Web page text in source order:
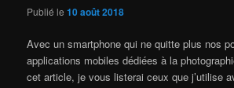
Publié le10 août 2018
Avec un smartphone qui ne quitte plus nos
applications mobiles dédiées à la
cet article, je vous listerai ceux que j’utilise